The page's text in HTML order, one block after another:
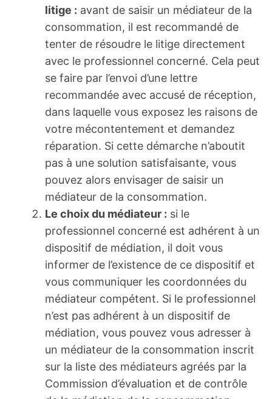
litige : avant de saisir un médiateur de la
consommation, il est recommandé de
tenter de résoudre le litige directement
avec le professionnel concerné. Cela peut
se faire par l’envoi d’une lettre
recommandée avec accusé de réception,
dans laquelle vous exposez les raisons de
votre mécontentement et demandez
réparation. Si cette démarche n’aboutit
pas à une solution satisfaisante, vous
pouvez alors envisager de saisir un
médiateur de la consommation.
Le choix du médiateur : si le
professionnel concerné est adhérent à un
dispositif de médiation, il doit vous
informer de l’existence de ce dispositif et
vous communiquer les coordonnées du
médiateur compétent. Si le professionnel
n’est pas adhérent à un dispositif de
médiation, vous pouvez vous adresser à
un médiateur de la consommation inscrit
sur la liste des médiateurs agréés par la
Commission d’évaluation et de contrôle